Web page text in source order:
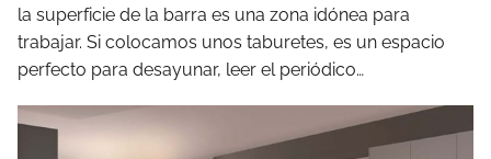
la superficie de la barra es una zona idónea para
trabajar. Si colocamos unos taburetes, es un espacio
perfecto para desayunar, leer el periódico…